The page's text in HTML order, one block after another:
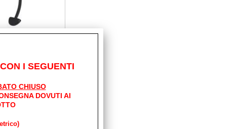
PARA
DE BANDA
I SEGUENTI
CHIUSO
DOVUTI AI